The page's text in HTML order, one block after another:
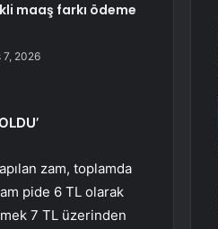
maaş farkı ödeme
7, 2026
zam, toplamda
pide 6 TL olarak
7 TL üzerinden